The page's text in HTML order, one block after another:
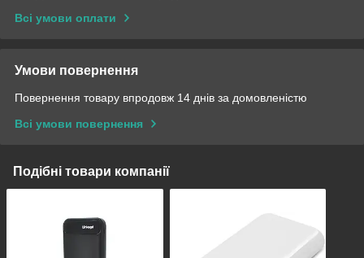
Всі умови оплати
Умови повернення
Повернення товару впродовж 14 днів за домовленістю
Всі умови повернення
Подібні товари компанії